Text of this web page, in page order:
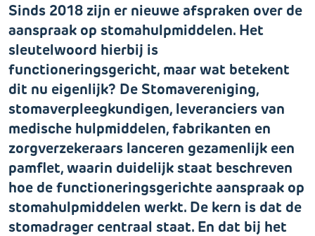
Sinds 2018 zijn er nieuwe afspraken over de
aanspraak op stomahulpmiddelen. Het
sleutelwoord hierbij is
functioneringsgericht, maar wat betekent
dit nu eigenlijk? De Stomavereniging,
stomaverpleegkundigen, leveranciers van
medische hulpmiddelen, fabrikanten en
zorgverzekeraars lanceren gezamenlijk een
pamflet, waarin duidelijk staat beschreven
hoe de functioneringsgerichte aanspraak op
stomahulpmiddelen werkt. De kern is dat de
stomadrager centraal staat. En dat bij het